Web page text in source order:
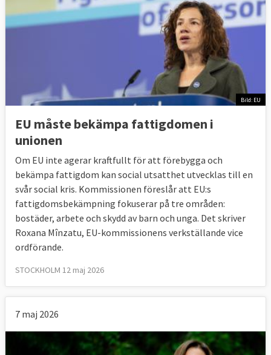
Bild: EU
EU måste bekämpa fattigdomen i
unionen
Om EU inte agerar kraftfullt för att förebygga och
bekämpa fattigdom kan social utsatthet utvecklas till en
svår social kris. Kommissionen föreslår att EU:s
fattigdomsbekämpning fokuserar på tre områden:
bostäder, arbete och skydd av barn och unga. Det skriver
Roxana Mînzatu, EU-kommissionens verkställande vice
ordförande.
STOCKHOLM 12 maj 2026
7 maj 2026